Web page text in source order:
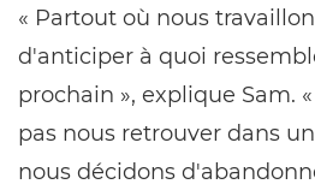
« Partout où nous
d'anticiper à quoi
prochain », explique Sam.
pas nous retrouver dans
nous décidons